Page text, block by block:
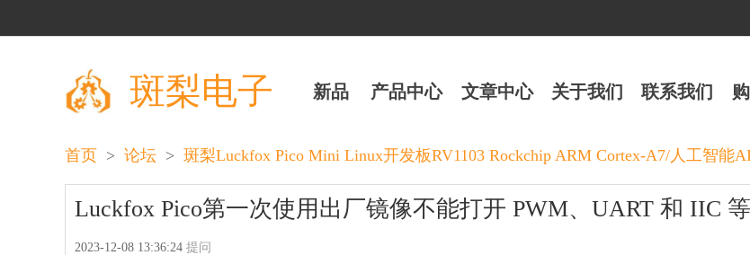
斑梨电子 新品 产品中心 文章中心 关于我们 联系我们
首页 > 论坛 > 斑梨Luckfox Pico Mini Linux开发板RV1103 Rockchip ARM Cortex-A7/人工智能
Luckfox Pico第一次使用出厂镜像不能打开 PWM、UART 和 IIC 等
2023-12-08 13:36:24 提问